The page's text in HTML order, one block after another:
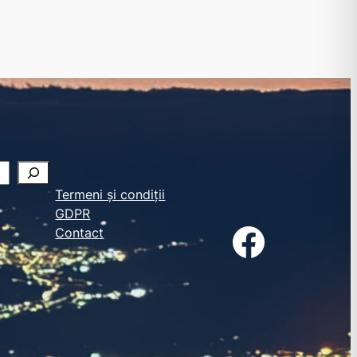
Termeni și condiții
GDPR
Contact
Facebook